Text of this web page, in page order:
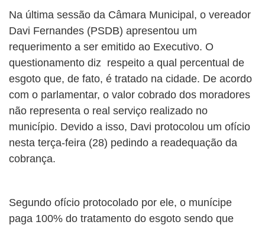
Na última sessão da Câmara Municipal, o vereador
Davi Fernandes (PSDB) apresentou um
requerimento a ser emitido ao Executivo. O
questionamento diz respeito a qual percentual de
esgoto que, de fato, é tratado na cidade. De acordo
com o parlamentar, o valor cobrado dos moradores
não representa o real serviço realizado no
município. Devido a isso, Davi protocolou um ofício
nesta terça-feira (28) pedindo a readequação da
cobrança.
Segundo ofício protocolado por ele, o munícipe
paga 100% do tratamento do esgoto sendo que